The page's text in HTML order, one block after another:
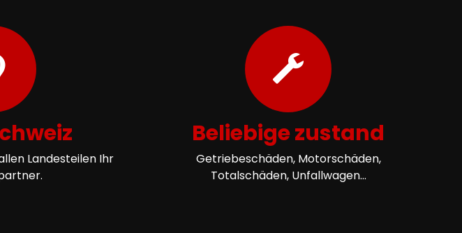
Landesteilen Ihr
Beliebige zustand
Getriebeschäden, Motorschäden,
Totalschäden, Unfallwagen...